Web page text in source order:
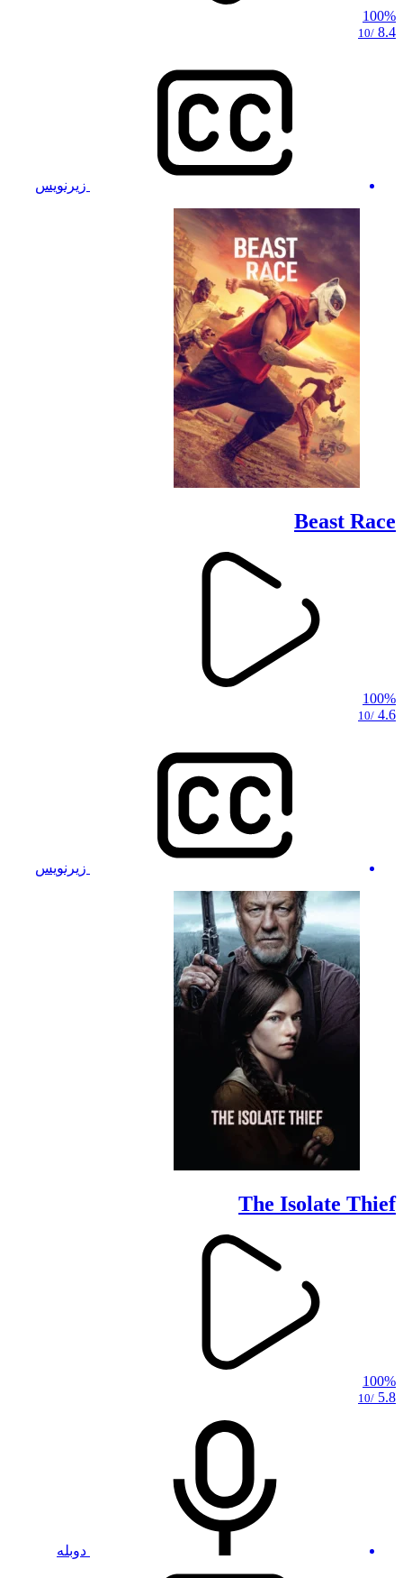
100%
8.4
/10
زیرنویس
Beast Race
100%
4.6
/10
زیرنویس
The Isolate Thief
100%
5.8
/10
دوبله